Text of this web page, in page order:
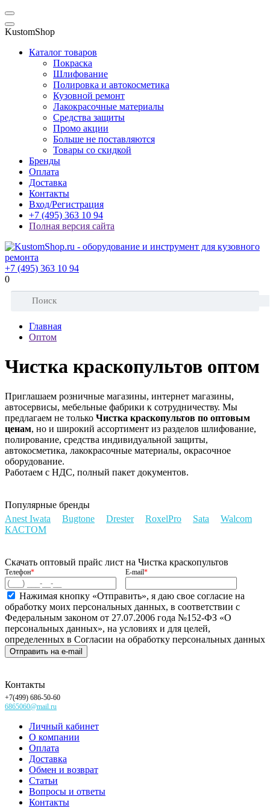
KustomShop
Каталог товаров
Покраска
Шлифование
Полировка и автокосметика
Кузовной ремонт
Лакокрасочные материалы
Средства защиты
Промо акции
Больше не поставляются
Товары со скидкой
Бренды
Оплата
Доставка
Контакты
Вход/Регистрация
+7 (495) 363 10 94
Полная версия сайта
+7 (495) 363 10 94
0
Главная
Оптом
Чистка краскопультов оптом
Приглашаем розничные магазины, интернет магазины,
автосервисы, мебельные фабрики к сотрудничеству. Мы
предлагаем не только Чистка краскопультов по оптовым
ценам, но и широкий ассортимент из разделов шлифование,
полирование, средства индивидуальной защиты,
автокосметика, лакокрасочные материалы, окрасочное
оборудование.
Работаем с НДС, полный пакет документов.
Популярные бренды
Anest Iwata
Bugtone Drester RoxelPro Sata
Walcom
КАСТОМ
Скачать оптовый прайс лист на Чистка краскопультов
Телефон* E-mail*
Нажимая кнопку «Отправить», я даю свое согласие на
обработку моих персональных данных, в соответствии с
Федеральным законом от 27.07.2006 года №152-ФЗ «О
персональных данных», на условиях и для целей,
определенных в Согласии на обработку персональных данных
Контакты
+7(499) 686-50-60
6865060@mail.ru
Личный кабинет
О компании
Оплата
Доставка
Обмен и возврат
Статьи
Вопросы и ответы
Контакты